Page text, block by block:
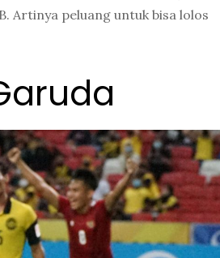
Artinya peluang untuk bisa lolos